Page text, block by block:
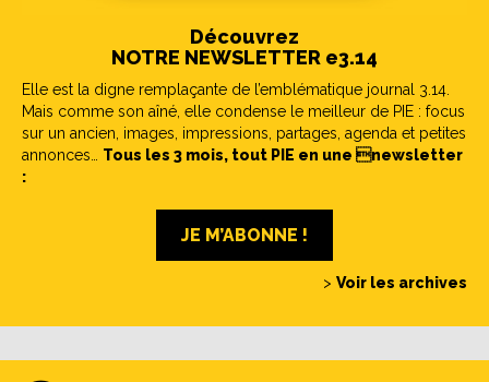
Découvrez
NOTRE NEWSLETTER e3.14
Elle est la digne remplaçante de l’emblématique journal 3.14.
Mais comme son aîné, elle condense le meilleur de PIE : focus
sur un ancien, images, impressions, partages, agenda et petites
annonces… Tous les 3 mois, tout PIE en une newsletter
:
JE M’ABONNE !
> Voir les archives